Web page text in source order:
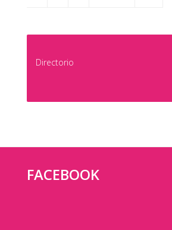
Directorio
FACEBOOK